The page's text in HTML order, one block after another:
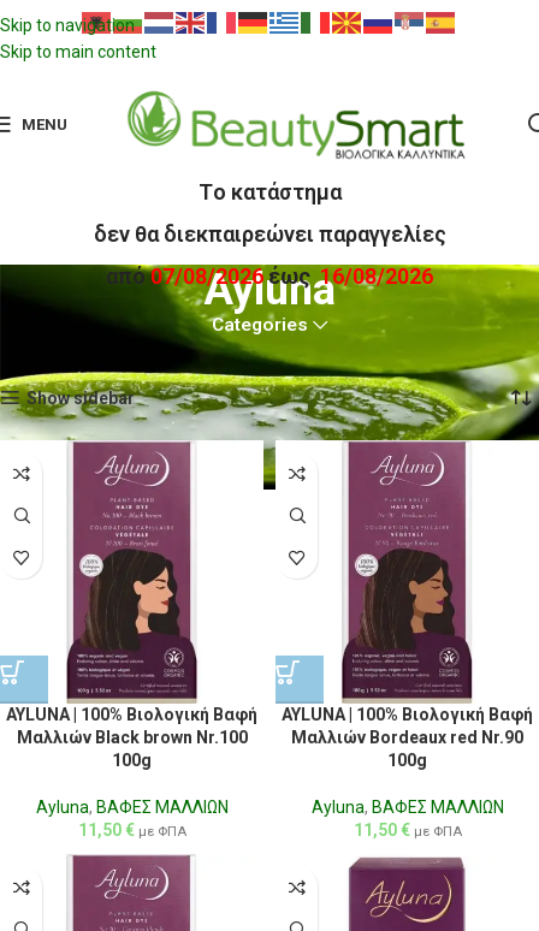
Skip to navigation
Skip to main content
MENU
Tο κατάστημα
δεν θα διεκπαιρεώνει παραγγελίες
από07/08/2026έως16/08/2026
Ayluna
Categories
Προβάλλονται όλα - 11 αποτελέσματα
Show sidebar
AYLUNA | 100% Βιολογική Βαφή
Μαλλιών Black brown Nr.100
100g
Ayluna, ΒΑΦΕΣ ΜΑΛΛΙΩΝ
11,50€ με ΦΠΑ
AYLUNA | 100% Βιολογική Βαφή
Μαλλιών Bordeaux red Nr.90
100g
Ayluna, ΒΑΦΕΣ ΜΑΛΛΙΩΝ
11,50€ με ΦΠΑ